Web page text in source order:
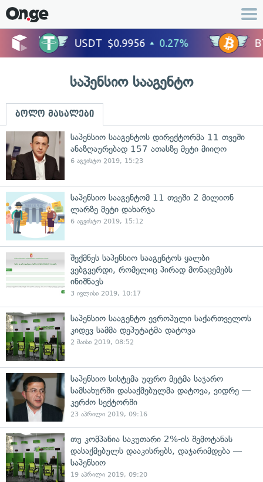
საპენსიო სააგენტო
ბოლო მასალები
საპენსიო სააგენტოს დირექტორმა 11 თვეში
ანაზღაურებად 157 ათასზე მეტი მიიღო
6 აგვისტო 2019, 15:23
საპენსიო სააგენტომ 11 თვეში 2 მილიონ
ლარზე მეტი დახარჯა
6 აგვისტო 2019, 15:12
შექმნეს საპენსიო სააგენტოს ყალბი
ვებგვერდი, რომელიც პირად მონაცემებს
ინიშნავს
3 ივლისი 2019, 10:17
საპენსიო სააგენტო ევროპული საქართველოს
კიდევ სამმა დეპუტატმა დატოვა
2 მაისი 2019, 08:52
საპენსიო სისტემა უფრო მეტმა საჯარო
სამსახურში დასაქმებულმა დატოვა, ვიდრე —
კერძო სექტორში
23 აპრილი 2019, 09:16
თუ კომპანია საკუთარი 2%-ის შემოტანას
დასაქმებულს დააკისრებს, დაჯარიმდება —
საპენსიო
19 აპრილი 2019, 09:20